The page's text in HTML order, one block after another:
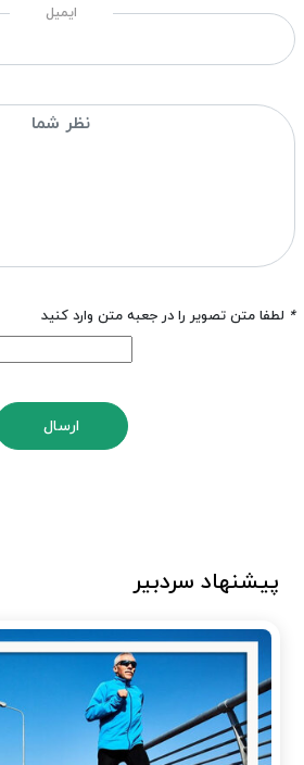
ایمیل
* لطفا متن تصویر را در جعبه متن وارد کنید
ارسال
پیشنهاد سردبیر